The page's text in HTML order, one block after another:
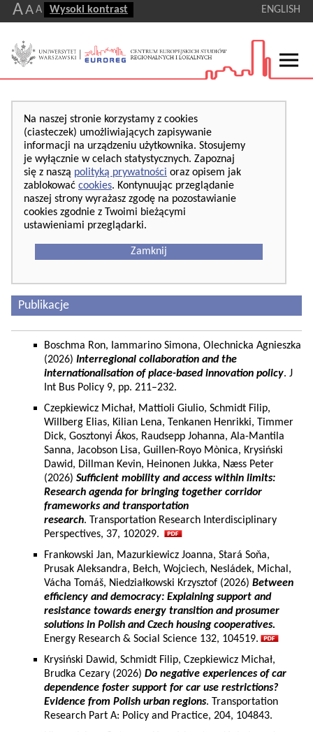
AA A Wysoki kontrast ENGLISH
Na naszej stronie korzystamy z cookies
(ciasteczek) umożliwiających zapisywanie
informacji na urządzeniu użytkownika. Stosujemy
je wyłącznie w celach statystycznych. Zapoznaj
się z naszą polityką prywatności oraz opisem jak
zablokować cookies. Kontynuując przeglądanie
naszej strony wyrażasz zgodę na pozostawianie
cookies zgodnie z Twoimi bieżącymi
ustawieniami przeglądarki.
Zamknij
Publikacje
Boschma Ron, Iammarino Simona, Olechnicka Agnieszka
(2026) Interregional collaboration and the
internationalisation of place-based innovation policy. J
Int Bus Policy 9, pp. 211–232.
Czepkiewicz Michał, Mattioli Giulio, Schmidt Filip,
Willberg Elias, Kilian Lena, Tenkanen Henrikki, Timmer
Dick, Gosztonyi Ákos, Raudsepp Johanna, Ala-Mantila
Sanna, Jacobson Lisa, Guillen-Royo Mònica, Krysiński
Dawid, Dillman Kevin, Heinonen Jukka, Næss Peter
(2026) Sufficient mobility and access within limits:
Research agenda for bringing together corridor
frameworks and transportation
research. Transportation Research Interdisciplinary
Perspectives, 37, 102029.
Frankowski Jan, Mazurkiewicz Joanna, Stará Soňa,
Prusak Aleksandra, Bełch, Wojciech, Nesládek, Michal,
Vácha Tomáš, Niedziałkowski Krzysztof (2026) Between
efficiency and democracy: Explaining support and
resistance towards energy transition and prosumer
solutions in Polish and Czech housing cooperatives.
Energy Research & Social Science 132, 104519.
Krysiński Dawid, Schmidt Filip, Czepkiewicz Michał,
Brudka Cezary (2026) Do negative experiences of car
dependence foster support for car use restrictions?
Evidence from Polish urban regions. Transportation
Research Part A: Policy and Practice, 204, 104843.